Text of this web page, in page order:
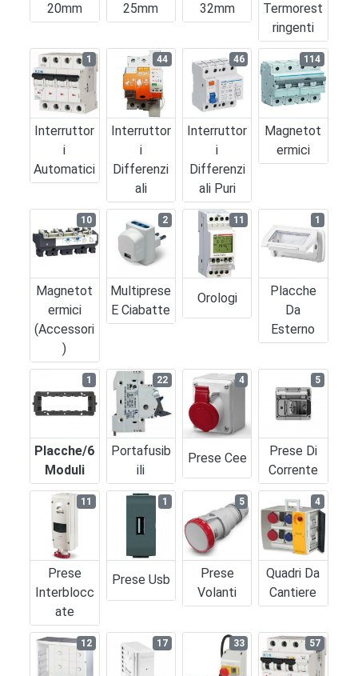
20mm
25mm
32mm
Termorest
Ringenti
Interruttor
I
Automatici
1
Interruttor
I
Differenzi
Ali
44
Interruttor
I
Differenzi
Ali Puri
46
Magnetot
Ermici
114
Magnetot
Ermici
(accessori
)
10
Multiprese
E Ciabatte
2
Orologi
11
Placche
Da
Esterno
1
Placche/6
Moduli
1
Portafusib
Ili
22
Prese Cee
4
Prese Di
Corrente
5
Prese
Interblocc
Ate
11
Prese Usb
1
Prese
Volanti
5
Quadri Da
Cantiere
4
12 17 33 57